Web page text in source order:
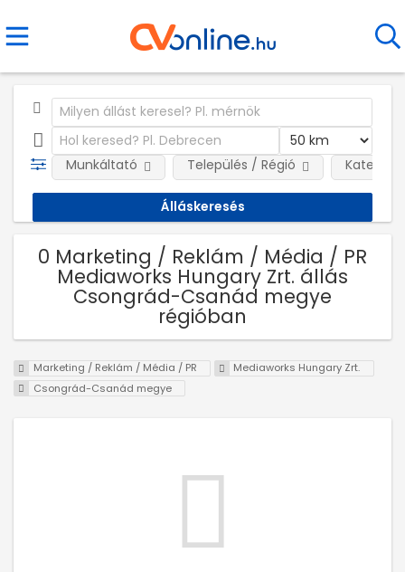
Munkáltató Település / Régió
0 Marketing / Reklám / Média / PR
Mediaworks Hungary Zrt. állás
Csongrád-Csanád megye
régióban
Marketing / Reklám / Média / PR
Mediaworks Hungary Zrt.
Csongrád-Csanád megye